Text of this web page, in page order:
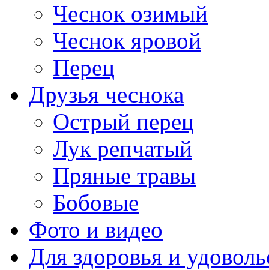
Чеснок озимый
Чеснок яровой
Перец
Друзья чеснока
Острый перец
Лук репчатый
Пряные травы
Бобовые
Фото и видео
Для здоровья и